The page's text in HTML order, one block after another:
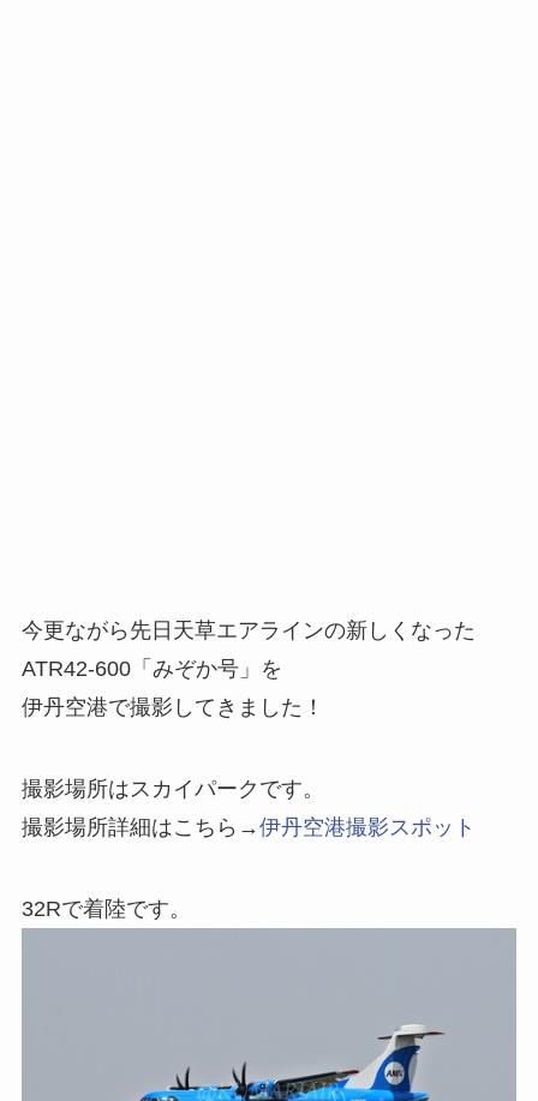
今更ながら先日天草エアラインの新しくなった
ATR42-600「みぞか号」を
伊丹空港で撮影してきました！
撮影場所はスカイパークです。
撮影場所詳細はこちら→伊丹空港撮影スポット
32Rで着陸です。